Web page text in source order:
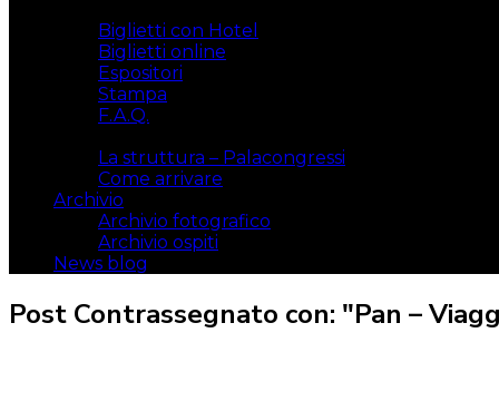
Biglietti con Hotel
Biglietti online
Espositori
Stampa
F.A.Q.
La struttura – Palacongressi
Come arrivare
Archivio
Archivio fotografico
Archivio ospiti
News blog
Post Contrassegnato con: "Pan –